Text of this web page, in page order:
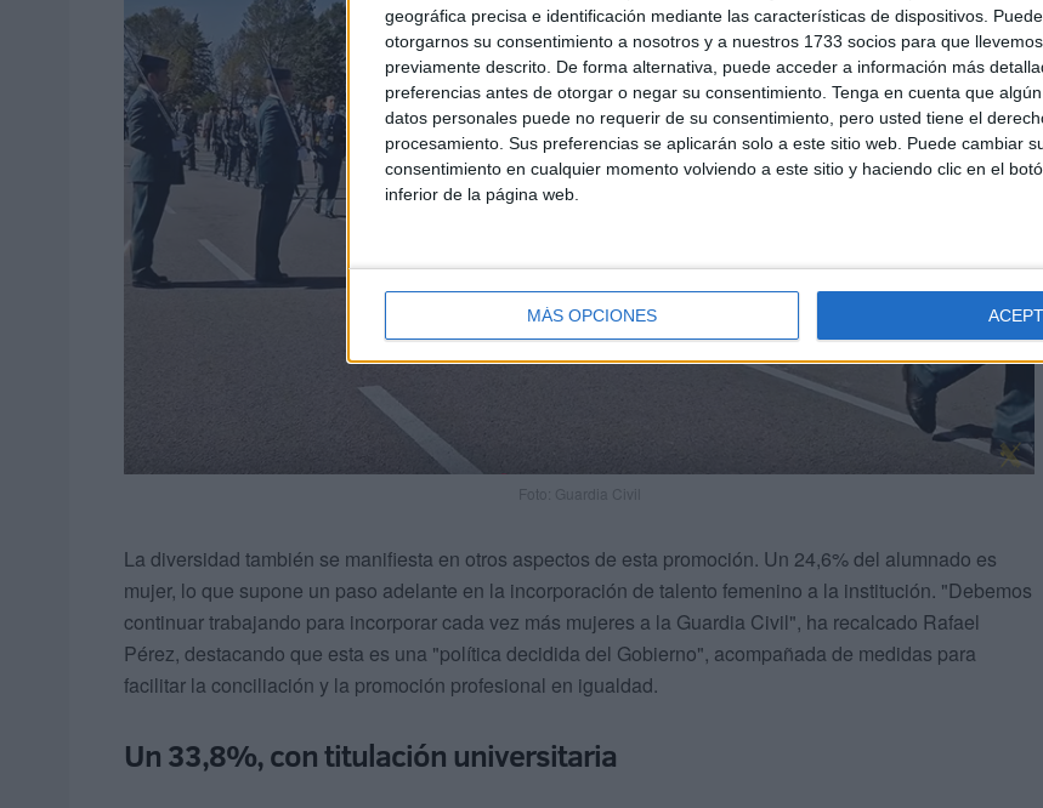
geográfica precisa e identificación mediante las características de dispositivos.
otorgarnos su consentimiento a nosotros y a nuestros 1733 socios para que
previamente descrito. De forma alternativa, puede acceder a información más
preferencias antes de otorgar o negar su consentimiento. Tenga en cuenta que
datos personales puede no requerir de su consentimiento, pero usted tiene el
procesamiento. Sus preferencias se aplicarán solo a este sitio web. Puede cambiar
consentimiento en cualquier momento volviendo a este sitio y haciendo clic en el
inferior de la página web.
MÁS OPCIONES
Foto: Guardia Civil
La diversidad también se manifiesta en otros aspectos de esta promoción. Un 24,6% del alumnado es
mujer, lo que supone un paso adelante en la incorporación de talento femenino a la institución. "Debemos
continuar trabajando para incorporar cada vez más mujeres a la Guardia Civil", ha recalcado Rafael
Pérez, destacando que esta es una "política decidida del Gobierno", acompañada de medidas para
facilitar la conciliación y la promoción profesional en igualdad.
Un 33,8%, con titulación universitaria